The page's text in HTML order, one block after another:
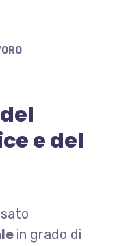
e del
in grado di